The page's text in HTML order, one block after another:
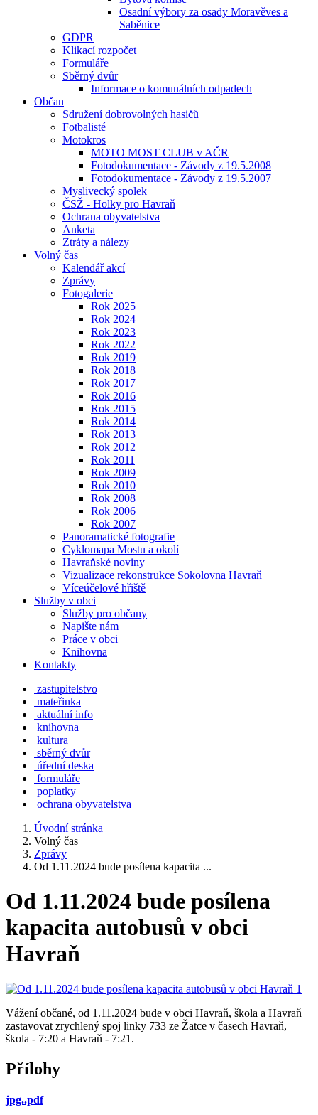
Osadní výbory za osady Moravěves a
Saběnice
GDPR
Klikací rozpočet
Formuláře
Sběrný dvůr
Informace o komunálních odpadech
Občan
Sdružení dobrovolných hasičů
Fotbalisté
Motokros
MOTO MOST CLUB v AČR
Fotodokumentace - Závody z 19.5.2008
Fotodokumentace - Závody z 19.5.2007
Myslivecký spolek
ČSŽ - Holky pro Havraň
Ochrana obyvatelstva
Anketa
Ztráty a nálezy
Volný čas
Kalendář akcí
Zprávy
Fotogalerie
Rok 2025
Rok 2024
Rok 2023
Rok 2022
Rok 2019
Rok 2018
Rok 2017
Rok 2016
Rok 2015
Rok 2014
Rok 2013
Rok 2012
Rok 2011
Rok 2009
Rok 2010
Rok 2008
Rok 2006
Rok 2007
Panoramatické fotografie
Cyklomapa Mostu a okolí
Havraňské noviny
Vizualizace rekonstrukce Sokolovna Havraň
Víceúčelové hřiště
Služby v obci
Služby pro občany
Napište nám
Práce v obci
Knihovna
Kontakty
zastupitelstvo
mateřinka
aktuální info
knihovna
kultura
sběrný dvůr
úřední deska
formuláře
poplatky
ochrana obyvatelstva
Úvodní stránka
Volný čas
Zprávy
Od 1.11.2024 bude posílena kapacita ...
Od 1.11.2024 bude posílena
kapacita autobusů v obci
Havraň
Vážení občané, od 1.11.2024 bude v obci Havraň, škola a Havraň
zastavovat zrychlený spoj linky 733 ze Žatce v časech Havraň,
škola - 7:20 a Havraň - 7:21.
Přílohy
jpg..pdf